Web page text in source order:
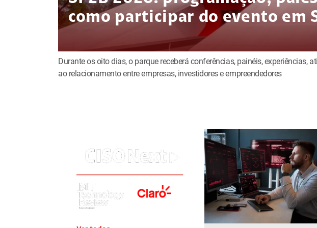
como participar do evento em
Durante os oito dias, o parque receberá conferências, painéis, experiências,
ao relacionamento entre empresas, investidores e empreendedores